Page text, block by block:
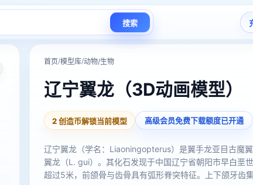
搜索
首页/模型库/动物/生物
辽宁翼龙（3D动画模型）
2 创造币解锁当前模型 高级会员免费下载额度已开通
辽宁翼龙（学名：Liaoningopterus）是翼手龙亚目古魔
翼龙（L. gui）。其化石发现于中国辽宁省朝阳市早白垩
超过5米，前颌骨与齿骨具有弧形脊突特征。上下颌牙齿